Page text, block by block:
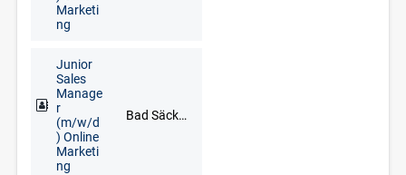
Marketi
ng
Junior
Sales
Manage
r
(m/w/d
) Online
Marketi
ng
Bad Säckingen, Freiburg im Breisgau, Lörrach, Waldshut-Tiengen